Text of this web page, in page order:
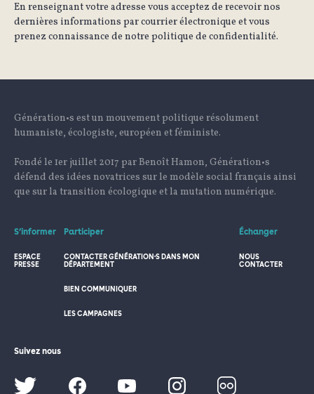
En renseignant votre adresse vous acceptez de recevoir nos
dernières informations par courrier électronique et vous
prenez connaissance de notre politique de confidentialité.
Génération•s est un mouvement politique résolument
humaniste, écologiste, européen et féministe.
Fondé le 1er juillet 2017 par Benoît Hamon, Génération•s
défend des idées novatrices sur le modèle social français ainsi
que sur la transition écologique et la mutation numérique.
S’informer
ESPACE
PRESSE
Participer
CONTACTER GÉNÉRATION·S DANS MON
DÉPARTEMENT
BIEN COMMUNIQUER
LES CAMPAGNES
Échanger
NOUS
CONTACTER
Suivez nous